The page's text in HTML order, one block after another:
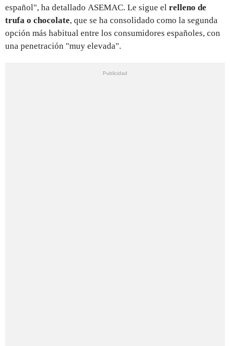
español", ha detallado ASEMAC. Le sigue el relleno de
trufa o chocolate, que se ha consolidado como la segunda
opción más habitual entre los consumidores españoles, con
una penetración "muy elevada".